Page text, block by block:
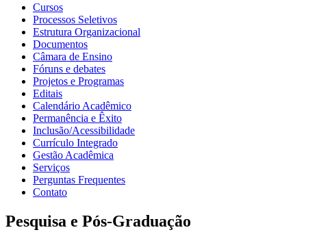
Cursos
Processos Seletivos
Estrutura Organizacional
Documentos
Câmara de Ensino
Fóruns e debates
Projetos e Programas
Editais
Calendário Acadêmico
Permanência e Êxito
Inclusão/Acessibilidade
Currículo Integrado
Gestão Acadêmica
Serviços
Perguntas Frequentes
Contato
Pesquisa e Pós-Graduação